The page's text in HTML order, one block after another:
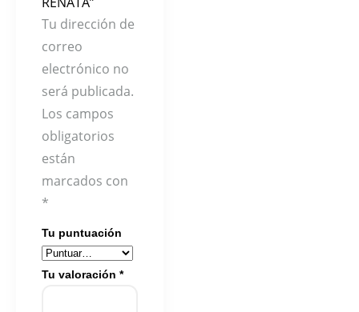
Tu dirección de
correo
electrónico no
será publicada.
Los campos
obligatorios
están
marcados con
*
Tu puntuación
Tu valoración *